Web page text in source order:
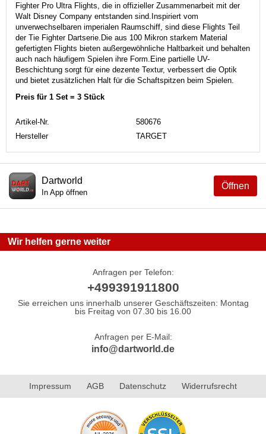
Fighter Pro Ultra Flights, die in offizieller Zusammenarbeit mit der
Walt Disney Company entstanden sind. Inspiriert vom
unverwechselbaren imperialen Raumschiff, sind diese Flights Teil
der Tie Fighter Dartserie. Die aus 100 Mikron starkem Material
gefertigten Flights bieten außergewöhnliche Haltbarkeit und behalten
auch nach häufigem Spielen ihre Form. Eine partielle UV-
Beschichtung sorgt für eine dezente Textur, verbessert die Optik
und bietet zusätzlichen Halt für die Schaftspitzen beim Spielen.
Preis für 1 Set = 3 Stück
Artikel-Nr.
580676
Hersteller
TARGET
Öffnen
Dartworld
In App öffnen
Wir helfen gerne weiter
Anfragen per Telefon:
+499391911800
Sie erreichen uns innerhalb unserer Geschäftszeiten: Montag
bis Freitag von 07.30 bis 16.00
Anfragen per E-Mail:
info@dartworld.de
Impressum AGB Datenschutz Widerrufsrecht